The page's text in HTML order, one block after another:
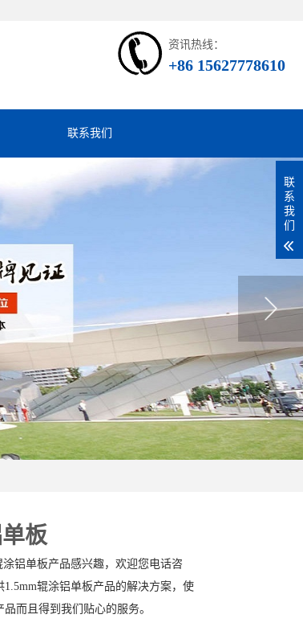
资讯热线：
+86 15627778610
联系我们
板
铝单板产品感兴趣，欢迎您电话咨
辊涂铝单板产品的解决方案，使
而且得到我们贴心的服务。
联
系
我
们